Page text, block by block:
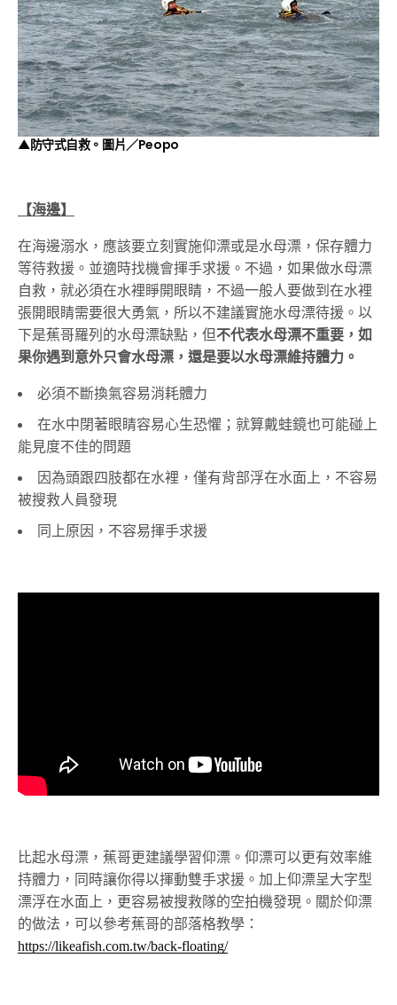
▲防守式自救。圖片／Peopo
【海邊】
在海邊溺水，應該要立刻實施仰漂或是水母漂，保存體力
等待救援。並適時找機會揮手求援。不過，如果做水母漂
自救，就必須在水裡睜開眼睛，不過一般人要做到在水裡
張開眼睛需要很大勇氣，所以不建議實施水母漂待援。以
下是蕉哥羅列的水母漂缺點，但不代表水母漂不重要，如
果你遇到意外只會水母漂，還是要以水母漂維持體力。
必須不斷換氣容易消耗體力
在水中閉著眼睛容易心生恐懼；就算戴蛙鏡也可能碰上
能見度不佳的問題
因為頭跟四肢都在水裡，僅有背部浮在水面上，不容易
被搜救人員發現
同上原因，不容易揮手求援
比起水母漂，蕉哥更建議學習仰漂。仰漂可以更有效率維
持體力，同時讓你得以揮動雙手求援。加上仰漂呈大字型
漂浮在水面上，更容易被搜救隊的空拍機發現。關於仰漂
的做法，可以參考蕉哥的部落格教學：
https://likeafish.com.tw/back-floating/